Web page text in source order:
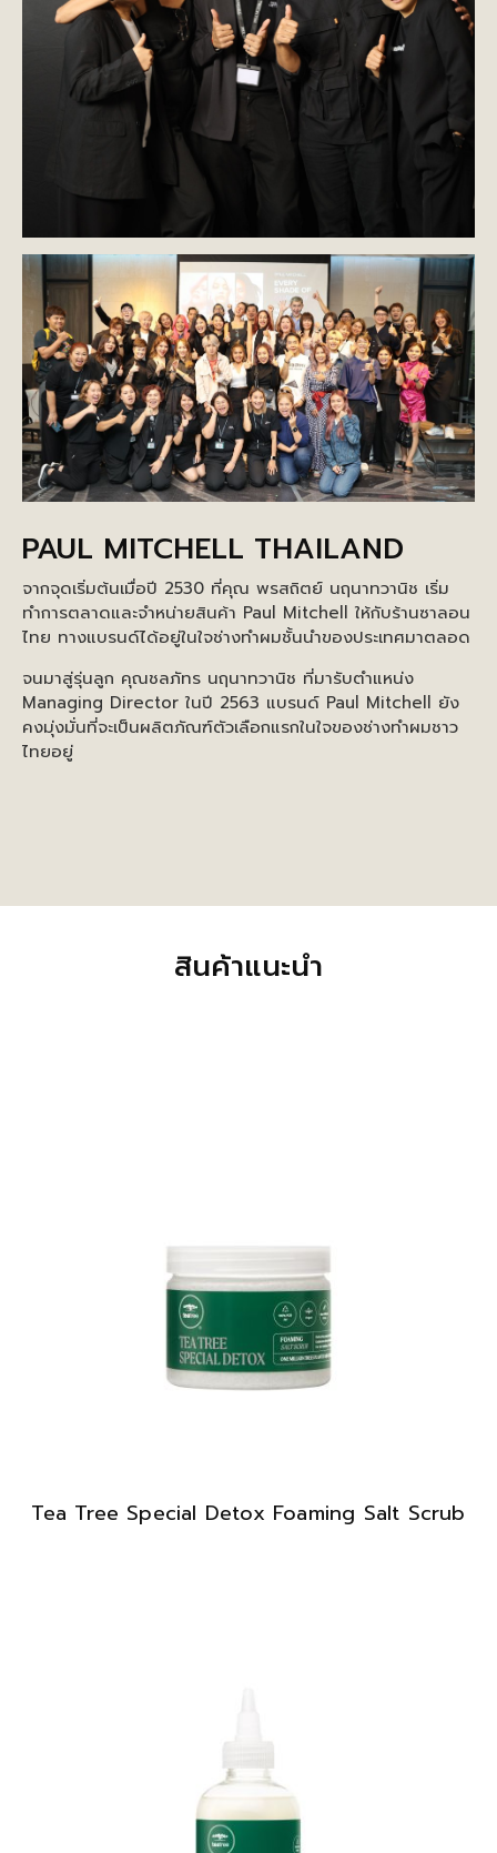
PAUL MITCHELL THAILAND
จากจุดเริ่มต้นเมื่อปี 2530 ที่คุณ พรสถิตย์ นฤนาทวานิช เริ่ม
ทำการตลาดและจำหน่ายสินค้า Paul Mitchell ให้กับร้านซาลอน
ไทย ทางแบรนด์ได้อยู่ในใจช่างทำผมชั้นนำของประเทศมาตลอด
จนมาสู่รุ่นลูก คุณชลภัทร นฤนาทวานิช ที่มารับตำแหน่ง
Managing Director ในปี 2563 แบรนด์ Paul Mitchell ยัง
คงมุ่งมั่นที่จะเป็นผลิตภัณฑ์ตัวเลือกแรกในใจของช่างทำผมชาว
ไทยอยู่
สินค้าแนะนำ
Tea Tree Special Detox Foaming Salt Scrub